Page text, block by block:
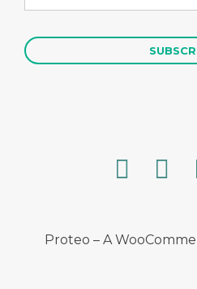
Proteo – A